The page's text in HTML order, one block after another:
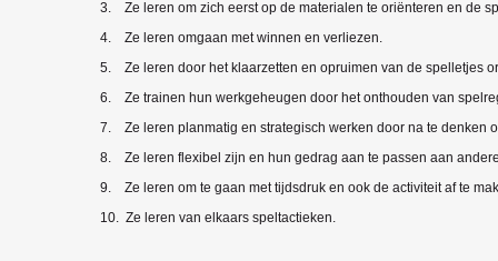
3. Ze leren om zich eerst op de materialen te oriënteren en de
4. Ze leren omgaan met winnen en verliezen.
5. Ze leren door het klaarzetten en opruimen van de spelletjes
6. Ze trainen hun werkgeheugen door het onthouden van
7. Ze leren planmatig en strategisch werken door na te denken
8. Ze leren flexibel zijn en hun gedrag aan te passen aan
9. Ze leren om te gaan met tijdsdruk en ook de activiteit af te
10. Ze leren van elkaars speltactieken.